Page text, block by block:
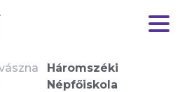
Háromszéki
Népfőiskola